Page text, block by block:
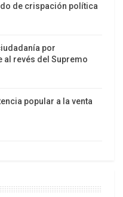
para transmitirles
inmediatamente
colombiana a este
Rastrojos'», señaló
requerido por la
por su amplio
«centenares de
línea de poder de la
de crispación política
por
al revés del Supremo
popular a la venta